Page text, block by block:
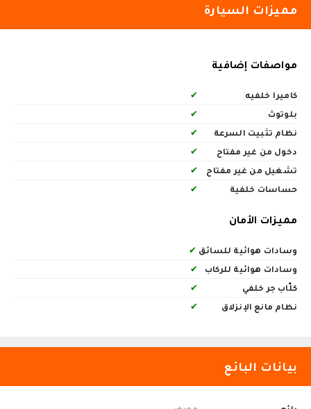
مميزات السيارة
مواصفات إضافية
كاميرا خلفيه
✔
بلوتوث
✔
نظام تثبيت السرعة
✔
دخول من غير مفتاح
✔
تشغيل من غير مفتاح
✔
حساسات خلفية
✔
مميزات الأمان
وسادات هوائية للسائق ✔
وسادات هوائية للركاب
✔
كلّاب جر خلفي
✔
نظام مانع الإنزلاق
✔
بيانات البائع